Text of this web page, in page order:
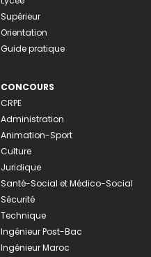
Supérieur
Orientation
Guide pratique
CONCOURS
CRPE
Administration
Animation-Sport
Culture
Juridique
Santé-Social et Médico-Social
Sécurité
Technique
Ingénieur Post-Bac
Ingénieur Maroc